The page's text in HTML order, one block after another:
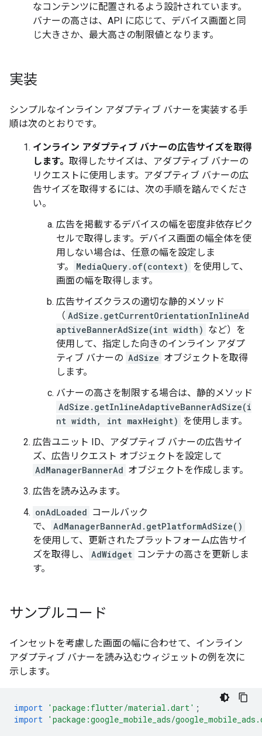
なコンテンツに配置されるよう設計されています。
バナーの高さは、API に応じて、デバイス画面と同
じ大きさか、最大高さの制限値となります。
実装
シンプルなインライン アダプティブ バナーを実装する手
順は次のとおりです。
インライン アダプティブ バナーの広告サイズを取得
します。 取得したサイズは、アダプティブ バナーの
リクエストに使用します。アダプティブ バナーの広
告サイズを取得するには、次の手順を踏んでくださ
い。
広告を掲載するデバイスの幅を密度非依存ピク
セルで取得します。デバイス画面の幅全体を使
用しない場合は、任意の幅を設定しま
す。
MediaQuery.of(context) を使用して、
画面の幅を取得します。
広告サイズクラスの適切な静的メソッド
（ AdSize.getCurrentOrientationInlineAd
aptiveBannerAdSize(int width) など）を
使用して、指定した向きのインライン アダプ
ティブ バナーの AdSize オブジェクトを取得
します。
バナーの高さを制限する場合は、静的メソッド
AdSize.getInlineAdaptiveBannerAdSize(i
nt width, int maxHeight) を使用します。
広告ユニット ID、アダプティブ バナーの広告サイ
ズ、広告リクエスト オブジェクトを設定して
AdManagerBannerAd オブジェクトを作成します。
広告を読み込みます。
onAdLoaded コールバック
で、
AdManagerBannerAd.getPlatformAdSize()
を使用して、更新されたプラットフォーム広告サイ
ズを取得し、
AdWidget コンテナの高さを更新しま
す。
サンプルコード
インセットを考慮した画面の幅に合わせて、インライン
アダプティブ バナーを読み込むウィジェットの例を次に
示します。
import 'package:flutter/material.dart' ;
import
'package:google_mobile_ads/